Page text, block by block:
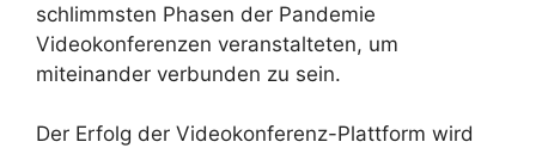
schlimmsten Phasen der Pandemie
Videokonferenzen veranstalteten, um
miteinander verbunden zu sein.
Der Erfolg der Videokonferenz-Plattform wird